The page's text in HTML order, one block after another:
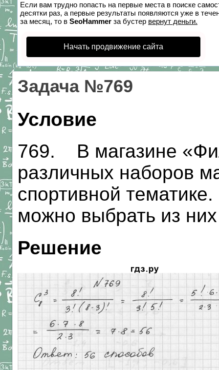
Если вам трудно попасть на первые места в поиске
десятки раз, а первые результаты появляются уже в
за месяц, то в SeoHammer за бустер вернут деньги.
Начать продвижение сайта
Задача №769
Условие
769. В магазине
различных наборов
спортивной
можно выбрать из
Решение